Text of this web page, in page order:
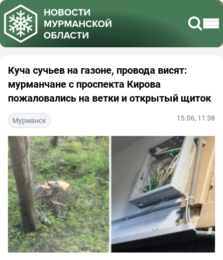
Куча сучьев на газоне, провода висят:
мурманчане с проспекта Кирова
пожаловались на ветки и открытый щиток
Мурманск 15.06, 11:38